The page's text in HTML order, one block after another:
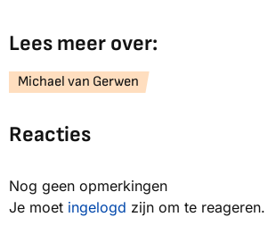
Lees meer over:
Michael van Gerwen
Reacties
Nog geen opmerkingen
Je moet ingelogd zijn om te reageren.